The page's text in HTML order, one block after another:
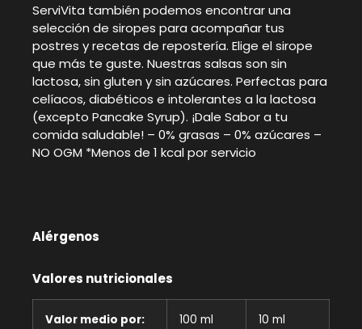
ServiVita también podemos encontrar una
selección de siropes para acompañar tus
postres y recetas de repostería. Elige el sirope
que más te guste. Nuestras salsas son sin
lactosa, sin gluten y sin azúcares. Perfectas para
celíacos, diabéticos e intolerantes a la lactosa
(excepto Pancake Syrup). ¡Dale Sabor a tu
comida saludable! – 0% grasas – 0% azúcares –
NO OGM *Menos de 1 kcal por servicio
Alérgenos
Valores nutricionales
Valor medio por: 100 ml 10 ml